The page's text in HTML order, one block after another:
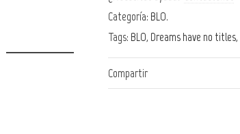
Categoría: BLO.
Tags: BLO, Dreams have no titles,
Compartir